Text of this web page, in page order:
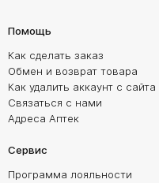
Помощь
Как сделать заказ
Обмен и возврат товара
Как удалить аккаунт с сайта
Связаться с нами
Адреса Аптек
Сервис
Программа лояльности